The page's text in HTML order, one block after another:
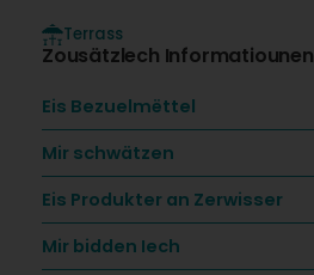
Terrass
Zousätzlech Informatiounen
Eis Bezuelmëttel
Mir schwätzen
Eis Produkter an Zerwisser
Mir bidden Iech